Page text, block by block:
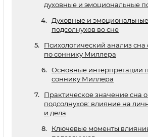
духовные и эмоциональные
Духовные и
подсолнухов во сне
Психологический анализ сна
по соннику Миллера
Основные интерпретации
соннику Миллера
Практическое значение сна
подсолнухов: влияние на
и дела
Ключевые моменты